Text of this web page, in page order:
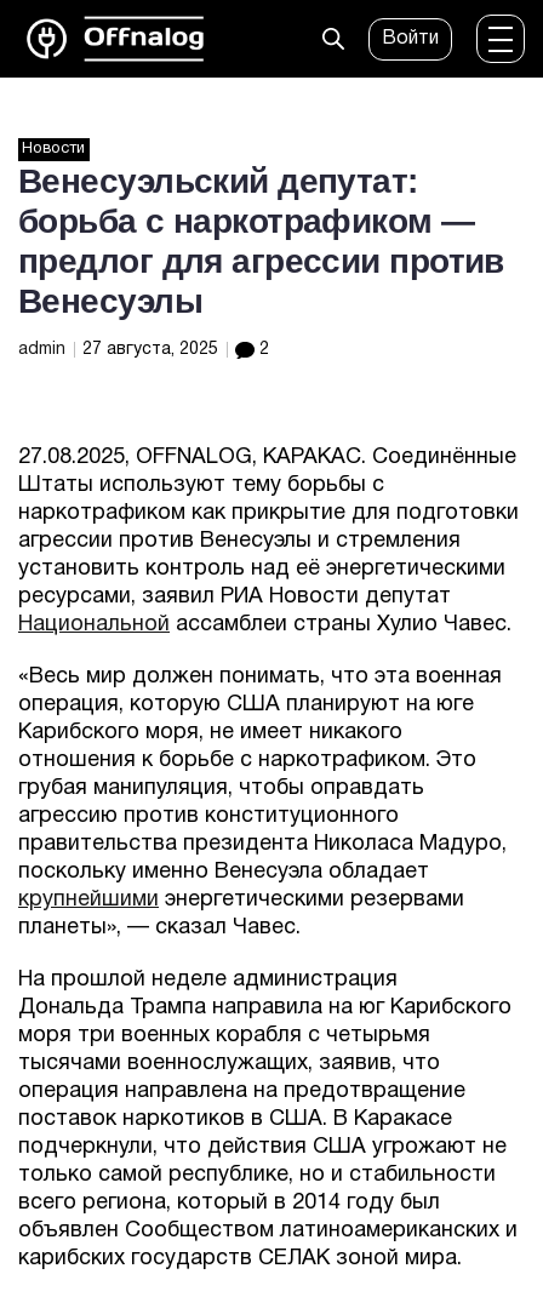
Войти
Новости
Венесуэльский депутат:
борьба с наркотрафиком —
предлог для агрессии против
Венесуэлы
admin 27 августа, 2025 2
27.08.2025, OFFNALOG, КАРАКАС. Соединённые
Штаты используют тему борьбы с
наркотрафиком как прикрытие для подготовки
агрессии против Венесуэлы и стремления
установить контроль над её энергетическими
ресурсами, заявил РИА Новости депутат
Национальной ассамблеи страны Хулио Чавес.
«Весь мир должен понимать, что эта военная
операция, которую США планируют на юге
Карибского моря, не имеет никакого
отношения к борьбе с наркотрафиком. Это
грубая манипуляция, чтобы оправдать
агрессию против конституционного
правительства президента Николаса Мадуро,
поскольку именно Венесуэла обладает
крупнейшими энергетическими резервами
планеты», — сказал Чавес.
На прошлой неделе администрация
Дональда Трампа направила на юг Карибского
моря три военных корабля с четырьмя
тысячами военнослужащих, заявив, что
операция направлена на предотвращение
поставок наркотиков в США. В Каракасе
подчеркнули, что действия США угрожают не
только самой республике, но и стабильности
всего региона, который в 2014 году был
объявлен Сообществом латиноамериканских и
карибских государств СЕЛАК зоной мира.